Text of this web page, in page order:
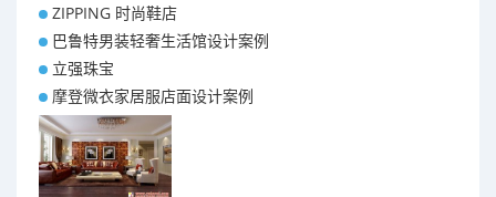
ZIPPING 时尚鞋店
巴鲁特男装轻奢生活馆设计案例
立强珠宝
摩登微衣家居服店面设计案例